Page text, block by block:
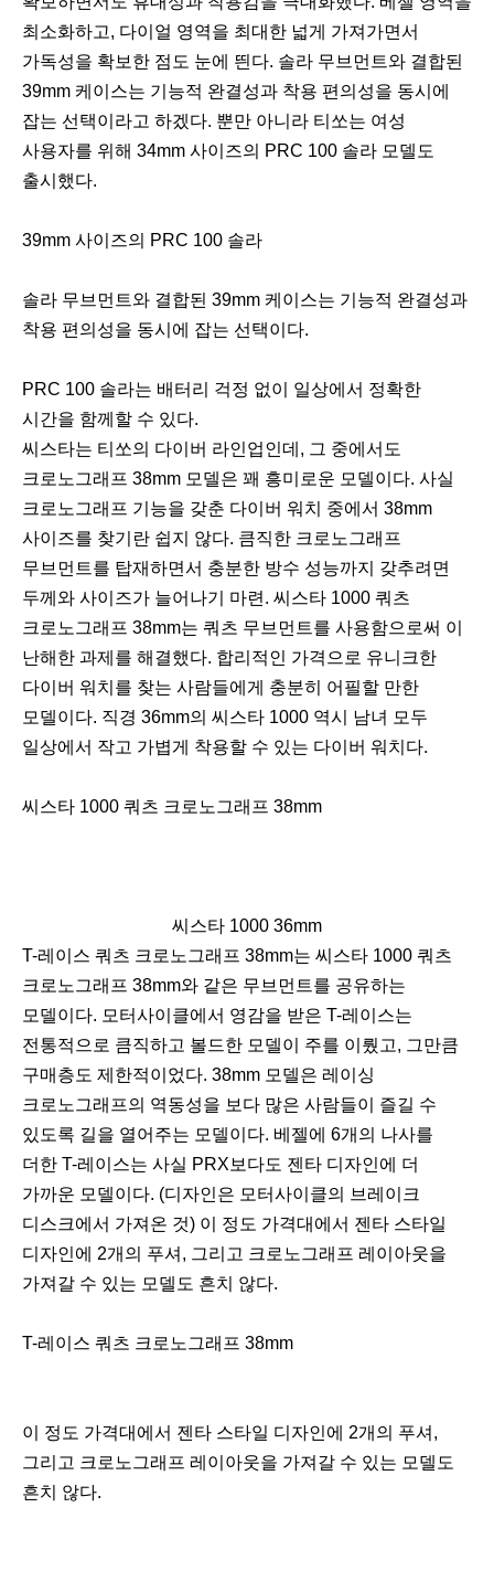
최소화하고, 다이얼 영역을 최대한 넓게 가져가면서
가독성을 확보한 점도 눈에 띈다. 솔라 무브먼트와 결합된
39mm 케이스는 기능적 완결성과 착용 편의성을 동시에
잡는 선택이라고 하겠다. 뿐만 아니라 티쏘는 여성
사용자를 위해 34mm 사이즈의 PRC 100 솔라 모델도
출시했다.
39mm 사이즈의 PRC 100 솔라
솔라 무브먼트와 결합된 39mm 케이스는 기능적 완결성과
착용 편의성을 동시에 잡는 선택이다.
PRC 100 솔라는 배터리 걱정 없이 일상에서 정확한
시간을 함께할 수 있다.
씨스타는 티쏘의 다이버 라인업인데, 그 중에서도
크로노그래프 38mm 모델은 꽤 흥미로운 모델이다. 사실
크로노그래프 기능을 갖춘 다이버 워치 중에서 38mm
사이즈를 찾기란 쉽지 않다. 큼직한 크로노그래프
무브먼트를 탑재하면서 충분한 방수 성능까지 갖추려면
두께와 사이즈가 늘어나기 마련. 씨스타 1000 쿼츠
크로노그래프 38mm는 쿼츠 무브먼트를 사용함으로써 이
난해한 과제를 해결했다. 합리적인 가격으로 유니크한
다이버 워치를 찾는 사람들에게 충분히 어필할 만한
모델이다. 직경 36mm의 씨스타 1000 역시 남녀 모두
일상에서 작고 가볍게 착용할 수 있는 다이버 워치다.
씨스타 1000 쿼츠 크로노그래프 38mm
씨스타 1000 36mm
이
전
다
음
T-레이스 쿼츠 크로노그래프 38mm는 씨스타 1000 쿼츠
크로노그래프 38mm와 같은 무브먼트를 공유하는
모델이다. 모터사이클에서 영감을 받은 T-레이스는
전통적으로 큼직하고 볼드한 모델이 주를 이뤘고, 그만큼
구매층도 제한적이었다. 38mm 모델은 레이싱
크로노그래프의 역동성을 보다 많은 사람들이 즐길 수
있도록 길을 열어주는 모델이다. 베젤에 6개의 나사를
더한 T-레이스는 사실 PRX보다도 젠타 디자인에 더
가까운 모델이다. (디자인은 모터사이클의 브레이크
디스크에서 가져온 것) 이 정도 가격대에서 젠타 스타일
디자인에 2개의 푸셔, 그리고 크로노그래프 레이아웃을
가져갈 수 있는 모델도 흔치 않다.
T-레이스 쿼츠 크로노그래프 38mm
이 정도 가격대에서 젠타 스타일 디자인에 2개의 푸셔,
그리고 크로노그래프 레이아웃을 가져갈 수 있는 모델도
흔치 않다.